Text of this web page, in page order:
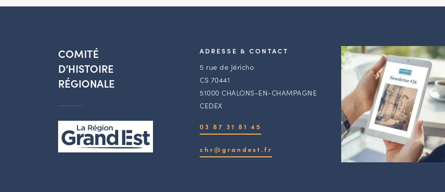
COMITÉ
D’HISTOIRE
RÉGIONALE
ADRESSE & CONTACT
5 rue de Jéricho
CS 70441
51000 CHALONS-EN-CHAMPAGNE
CEDEX
03 87 31 81 45
chr@grandest.fr